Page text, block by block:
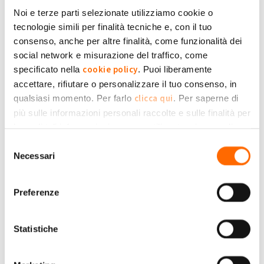
Noi e terze parti selezionate utilizziamo cookie o
tecnologie simili per finalità tecniche e, con il tuo
consenso, anche per altre finalità, come funzionalità dei
social network e misurazione del traffico, come
specificato nella cookie policy. Puoi liberamente
accettare, rifiutare o personalizzare il tuo consenso, in
qualsiasi momento. Per farlo clicca qui. Per saperne di
più sulle informazioni personali raccolte e sulle finalità per
le quali tali informazioni saranno utilizzate, si prega di
delNecessari
Preferenze
Statistiche
Raffaele5
Il GSE per ssp ha una sua
Il GSE per ssp ha una sua formula che va in base all'energia
immessa e quella prelevata dalla rete.
Se guardi nel sito GSE e nel tuo profilo ci sono i calcoli
Submitted by Raffaele5 on Dom, 24/07/2022 - 13:50
+1 -1
per inserire commenti.
#9